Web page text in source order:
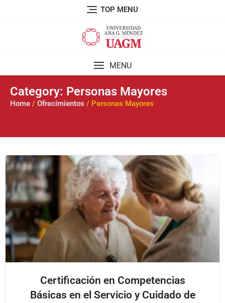
TOP MENU
MENU
Category: Personas Mayores
Home / Ofrecimientos / Personas Mayores
Certificación en Competencias
Básicas en el Servicio y Cuidado de